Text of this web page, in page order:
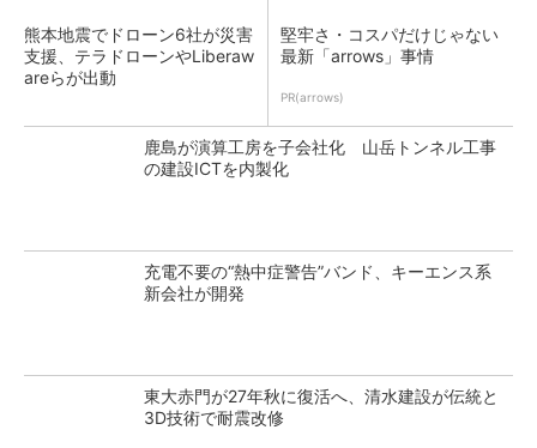
熊本地震でドローン6社が災害
支援、テラドローンやLiberaw
areらが出動
堅牢さ・コスパだけじゃない
最新「arrows」事情
PR(arrows)
鹿島が演算工房を子会社化 山岳トンネル工事
の建設ICTを内製化
充電不要の“熱中症警告”バンド、キーエンス系
新会社が開発
東大赤門が27年秋に復活へ、清水建設が伝統と
3D技術で耐震改修